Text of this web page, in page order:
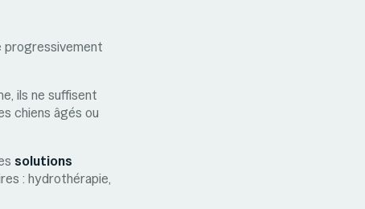
progressivement
ils ne suffisent
chiens âgés ou
solutions
: hydrothérapie,